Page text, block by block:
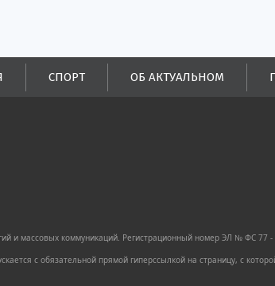
СПОРТ ОБ АКТУАЛЬНОМ
и массовых коммуникаций. Регистрационный номер ЭЛ № ФС 77 -
с обязательной прямой гиперссылкой на страницу, с